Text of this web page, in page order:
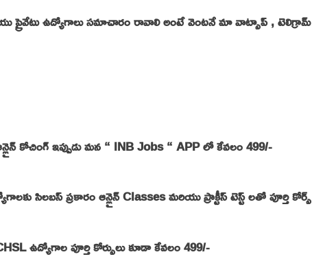
ప్రైవేటు ఉద్యోగాలు సమాచారం రావాలి అంటే వెంటనే మా వాట్సాప్ , టెలిగ్రామ్
కోచింగ్ ఇప్పుడు మన “ INB Jobs “ APP లో కేవలం 499/-
సిలబస్ ప్రకారం ఆన్లైన్ Classes మరియు ప్రాక్టీస్ టెస్ట్ లతో పూర్తి కోర్స్
ఉద్యోగాల పూర్తి కోర్సులు కూడా కేవలం 499/-